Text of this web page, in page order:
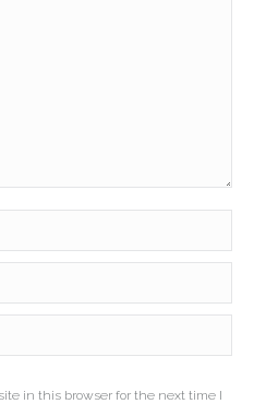
in this browser for the next time I